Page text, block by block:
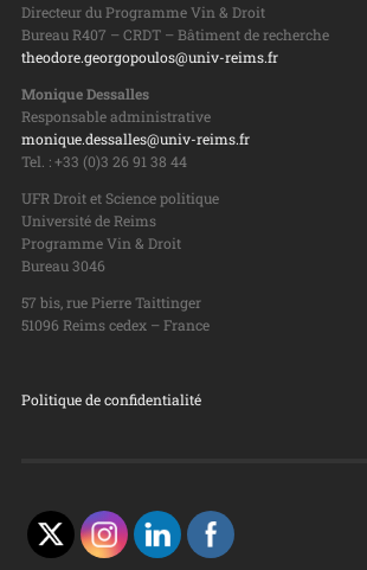
Directeur du Programme Vin & Droit
Bureau R407 – CRDT – Bâtiment de recherche
theodore.georgopoulos@univ-reims.fr
Monique Dessalles
Responsable administrative
monique.dessalles@univ-reims.fr
Tel. : +33 (0)3 26 91 38 44
UFR Droit et Science politique
Université de Reims
Programme Vin & Droit
Bureau 3046
57 bis, rue Pierre Taittinger
51096 Reims cedex – France
Politique de confidentialité